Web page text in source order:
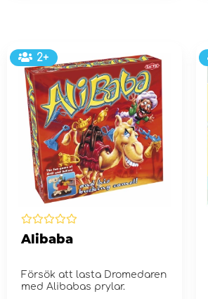
2+
Alibaba
Försök att lasta Dromedaren
med Alibabas prylar.